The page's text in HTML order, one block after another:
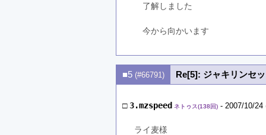
了解しました
今から向かいます
■5 (#66791) Re[5]: ジャキリンセ
□3.mzspeed ネトゥス(138回) - 2007/10/
ライ麦様